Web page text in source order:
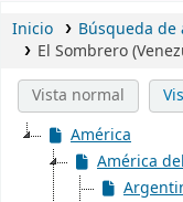
Inicio
Búsqueda
El Sombrero
Vista normal
América
América